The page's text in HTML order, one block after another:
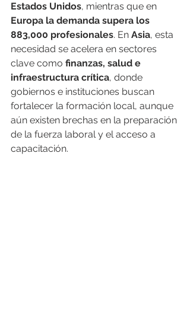
Estados Unidos, mientras que en
Europa la demanda supera los
883,000 profesionales. En Asia, esta
necesidad se acelera en sectores
clave como finanzas, salud e
infraestructura crítica, donde
gobiernos e instituciones buscan
fortalecer la formación local, aunque
aún existen brechas en la preparación
de la fuerza laboral y el acceso a
capacitación.